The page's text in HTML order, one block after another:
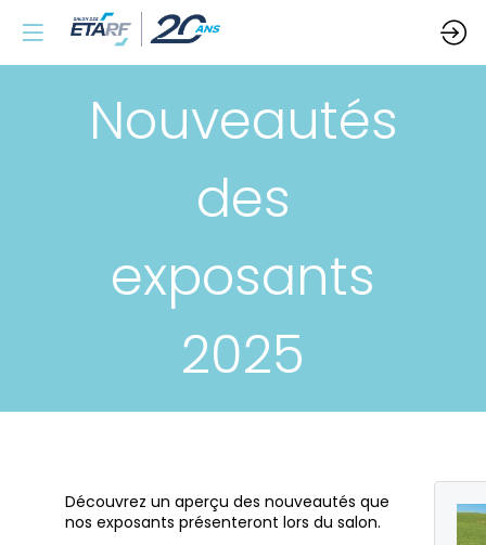
Nouveautés
des
exposants
2025
Découvrez un aperçu des nouveautés que
nos exposants présenteront lors du salon.